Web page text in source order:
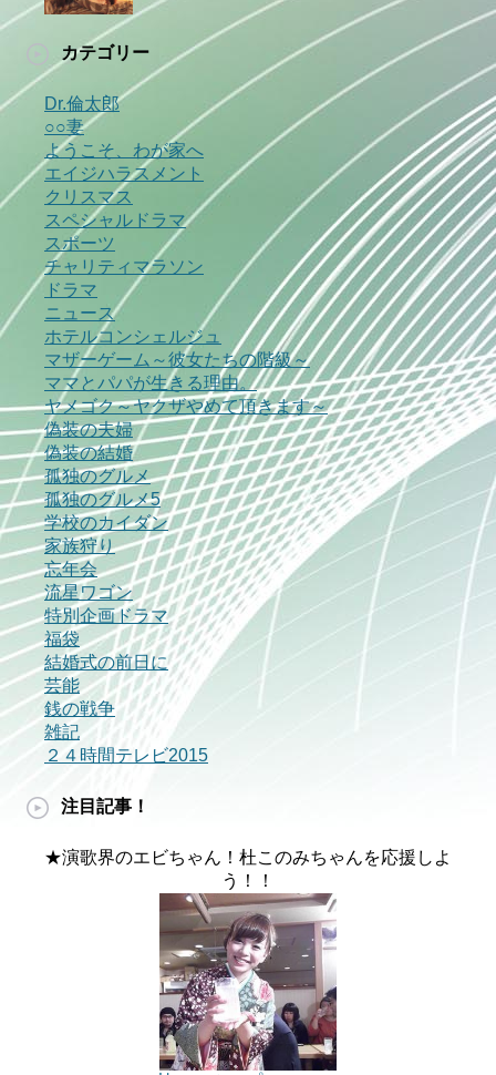
カテゴリー
Dr.倫太郎
○○妻
ようこそ、わが家へ
エイジハラスメント
クリスマス
スペシャルドラマ
スポーツ
チャリティマラソン
ドラマ
ニュース
ホテルコンシェルジュ
マザーゲーム～彼女たちの階級～
ママとパパが生きる理由。
ヤメゴク～ヤクザやめて頂きます～
偽装の夫婦
偽装の結婚
孤独のグルメ
孤独のグルメ5
学校のカイダン
家族狩り
忘年会
流星ワゴン
特別企画ドラマ
福袋
結婚式の前日に
芸能
銭の戦争
雑記
２４時間テレビ2015
注目記事！
★演歌界のエビちゃん！杜このみちゃんを応援しよ
う！！